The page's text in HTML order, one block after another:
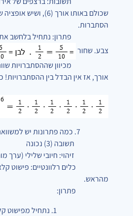
שכולם באותו אורך (6),
הסתברות.
פתרון: נתחיל בלחשב את
צבע. שחור
מכיוון שההסתברויות שוות,
אורך, אז אין הבדל בין ההסתברויות!
תשובה (3) נכונה
זיהוי: חיובי שלילי (ערך
כלים רלוונטיים: פישוט
מהראש.
פתרון: